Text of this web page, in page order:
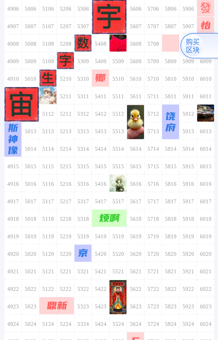
4906 5006 5106 5206 5306 5406 5506 5606 5706 5806 5906 6006
發
4907 5007 5107 5207 5307 5407 5507 5607 5707 5807 5907 6007
怡
4908 5008 5108 5208 5308 5408 5508 5608 5708 5908
4909 5009 5109 5209 5309 5409 5509 5609 5709 5809 5909 6009
4910 5010 5110 5210 5310 5410
卿 5510 5610 5710 5810 5910 6010
4911 5011 5111 5211 5311 5411 5511 5611 5711 5811 5911 6011
4912 5012 5112 5212 5312 5412 5512 5612 5712 5812
饶
府
5912 6012
4913
斯
神
像
5013 5113 5213 5313 5413 5513 5613 5713 5813 5913 6013
4914 5014 5114 5214 5314 5414 5514 5614 5714 5814 5914 6014
4915 5015 5115 5215 5315 5415 5515 5615 5715 5815 5915 6015
4916 5016 5116 5216 5316 5416 5516 5616 5716 5816 5916 6016
4917 5017 5117 5217 5317 5417 5517 5617 5717 5817 5917 6017
4918 5018 5118 5218 5318 5418
烦啊
5518 5618 5718 5818 5918 6018
4919 5019 5119 5219 5319 5419 5519 5619 5719 5819 5919 6019
4920 5020 5120 5220 5320
京 5420 5520 5620 5720 5820 5920 6020
4921 5021 5121 5221 5321 5421 5521 5621 5721 5821 5921 6021
4922 5022 5122 5222 5322 5422 5522 5622 5722 5822 5922 6022
4923 5023 5123
鼎新
5223 5323 5423 5523 5623 5723 5823 5923 6023
4924 5024 5124 5224 5324 5424 5524 5624 5724 5824 5924 6024
购买
区块